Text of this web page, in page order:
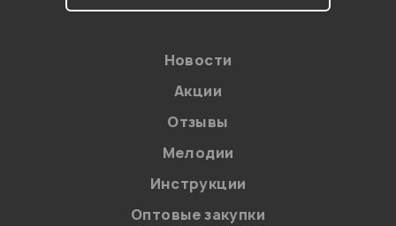
на обработку персональных данных в
Политикой в отношении обработки
персональных данных.
Новости
Акции
Отзывы
Мелодии
Инструкции
Оптовые закупки